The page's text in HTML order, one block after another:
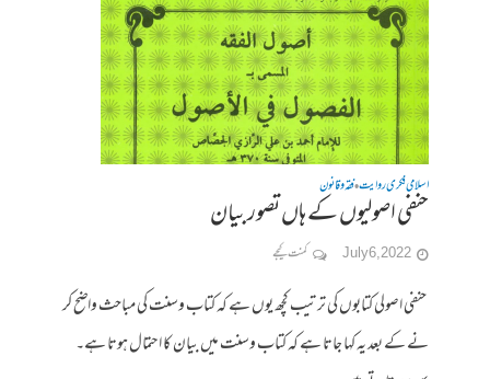
اسلامی فکری روایت•فقہ وقانون
حنفی اصولیوں کے ہاں تصور بیان
July 6, 2022 کمنت کیجے
حنفی اصولی کتابوں کی ترتیب کچھ یوں ہے کہ کتاب وسنت کی مباحث واضح کر
نے کے بعد یہ کہا جاتا ہے کہ کتاب وسنت میں بیان کا احتمال ہوتا ہے۔